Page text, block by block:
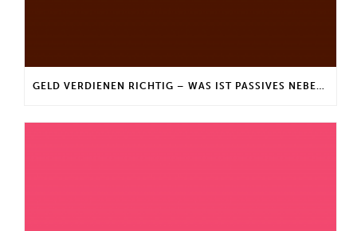
GELD VERDIENEN RICHTIG – WAS IST PASSIVES NEBENEINKOMMEN?